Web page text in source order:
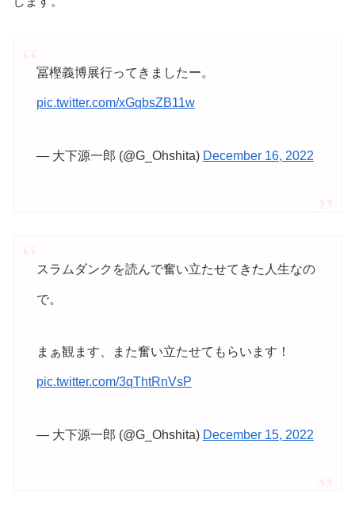
冨樫義博展行ってきましたー。
pic.twitter.com/xGqbsZB11w
— 大下源一郎 (@G_Ohshita) December 16, 2022
スラムダンクを読んで奮い立たせてきた人生なの
で。
まぁ観ます、また奮い立たせてもらいます！
pic.twitter.com/3qThtRnVsP
— 大下源一郎 (@G_Ohshita) December 15, 2022